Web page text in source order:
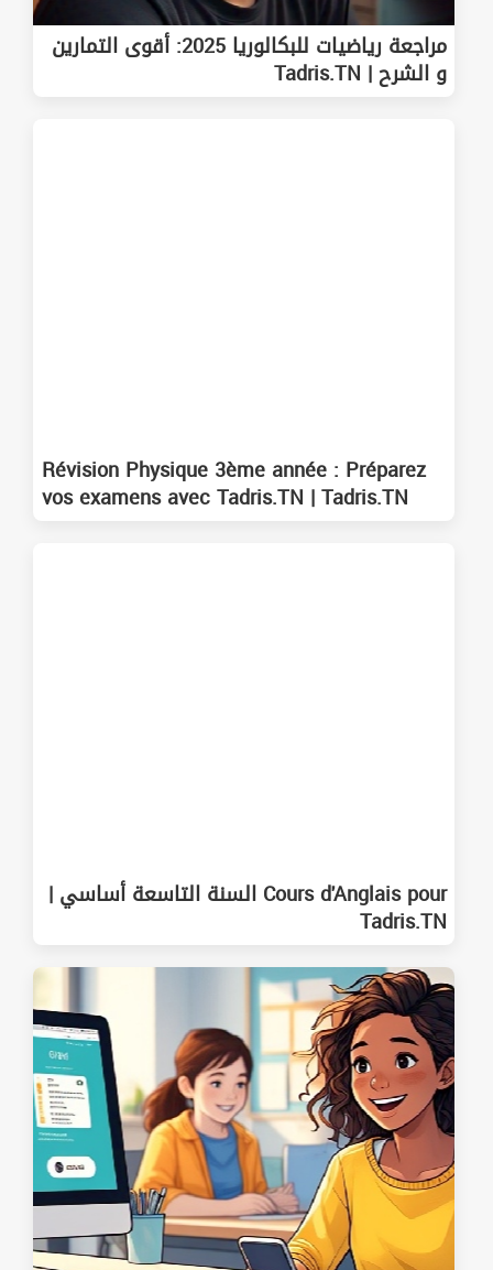
مراجعة رياضيات للبكالوريا 2025: أقوى التمارين
و الشرح | Tadris.TN
Révision Physique 3ème année : Préparez
vos examens avec Tadris.TN | Tadris.TN
Cours d'Anglais pour السنة التاسعة أساسي |
Tadris.TN